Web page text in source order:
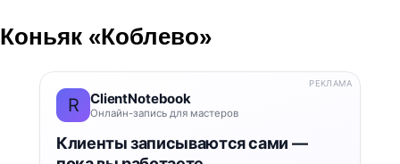
Коньяк «Коблево»
R ClientNotebook
Онлайн-запись для мастеров
Клиенты записываются сами —
РЕКЛАМА